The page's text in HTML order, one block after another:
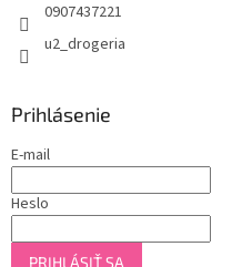
0907437221
u2_drogeria
Prihlásenie
E-mail
Heslo
PRIHLÁSIŤ SA